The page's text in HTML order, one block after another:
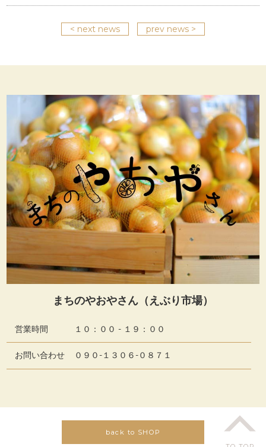
< next news prev news >
まちのやおやさん（えぶり市場）
営業時間 １０：００ - １９：００
お問い合わせ ０９０-１３０６-０８７１
back to SHOP